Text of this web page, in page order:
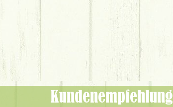
Kundenempfehlung